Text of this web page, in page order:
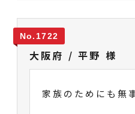
1722
大阪府 / 平野 様
家族のためにも無